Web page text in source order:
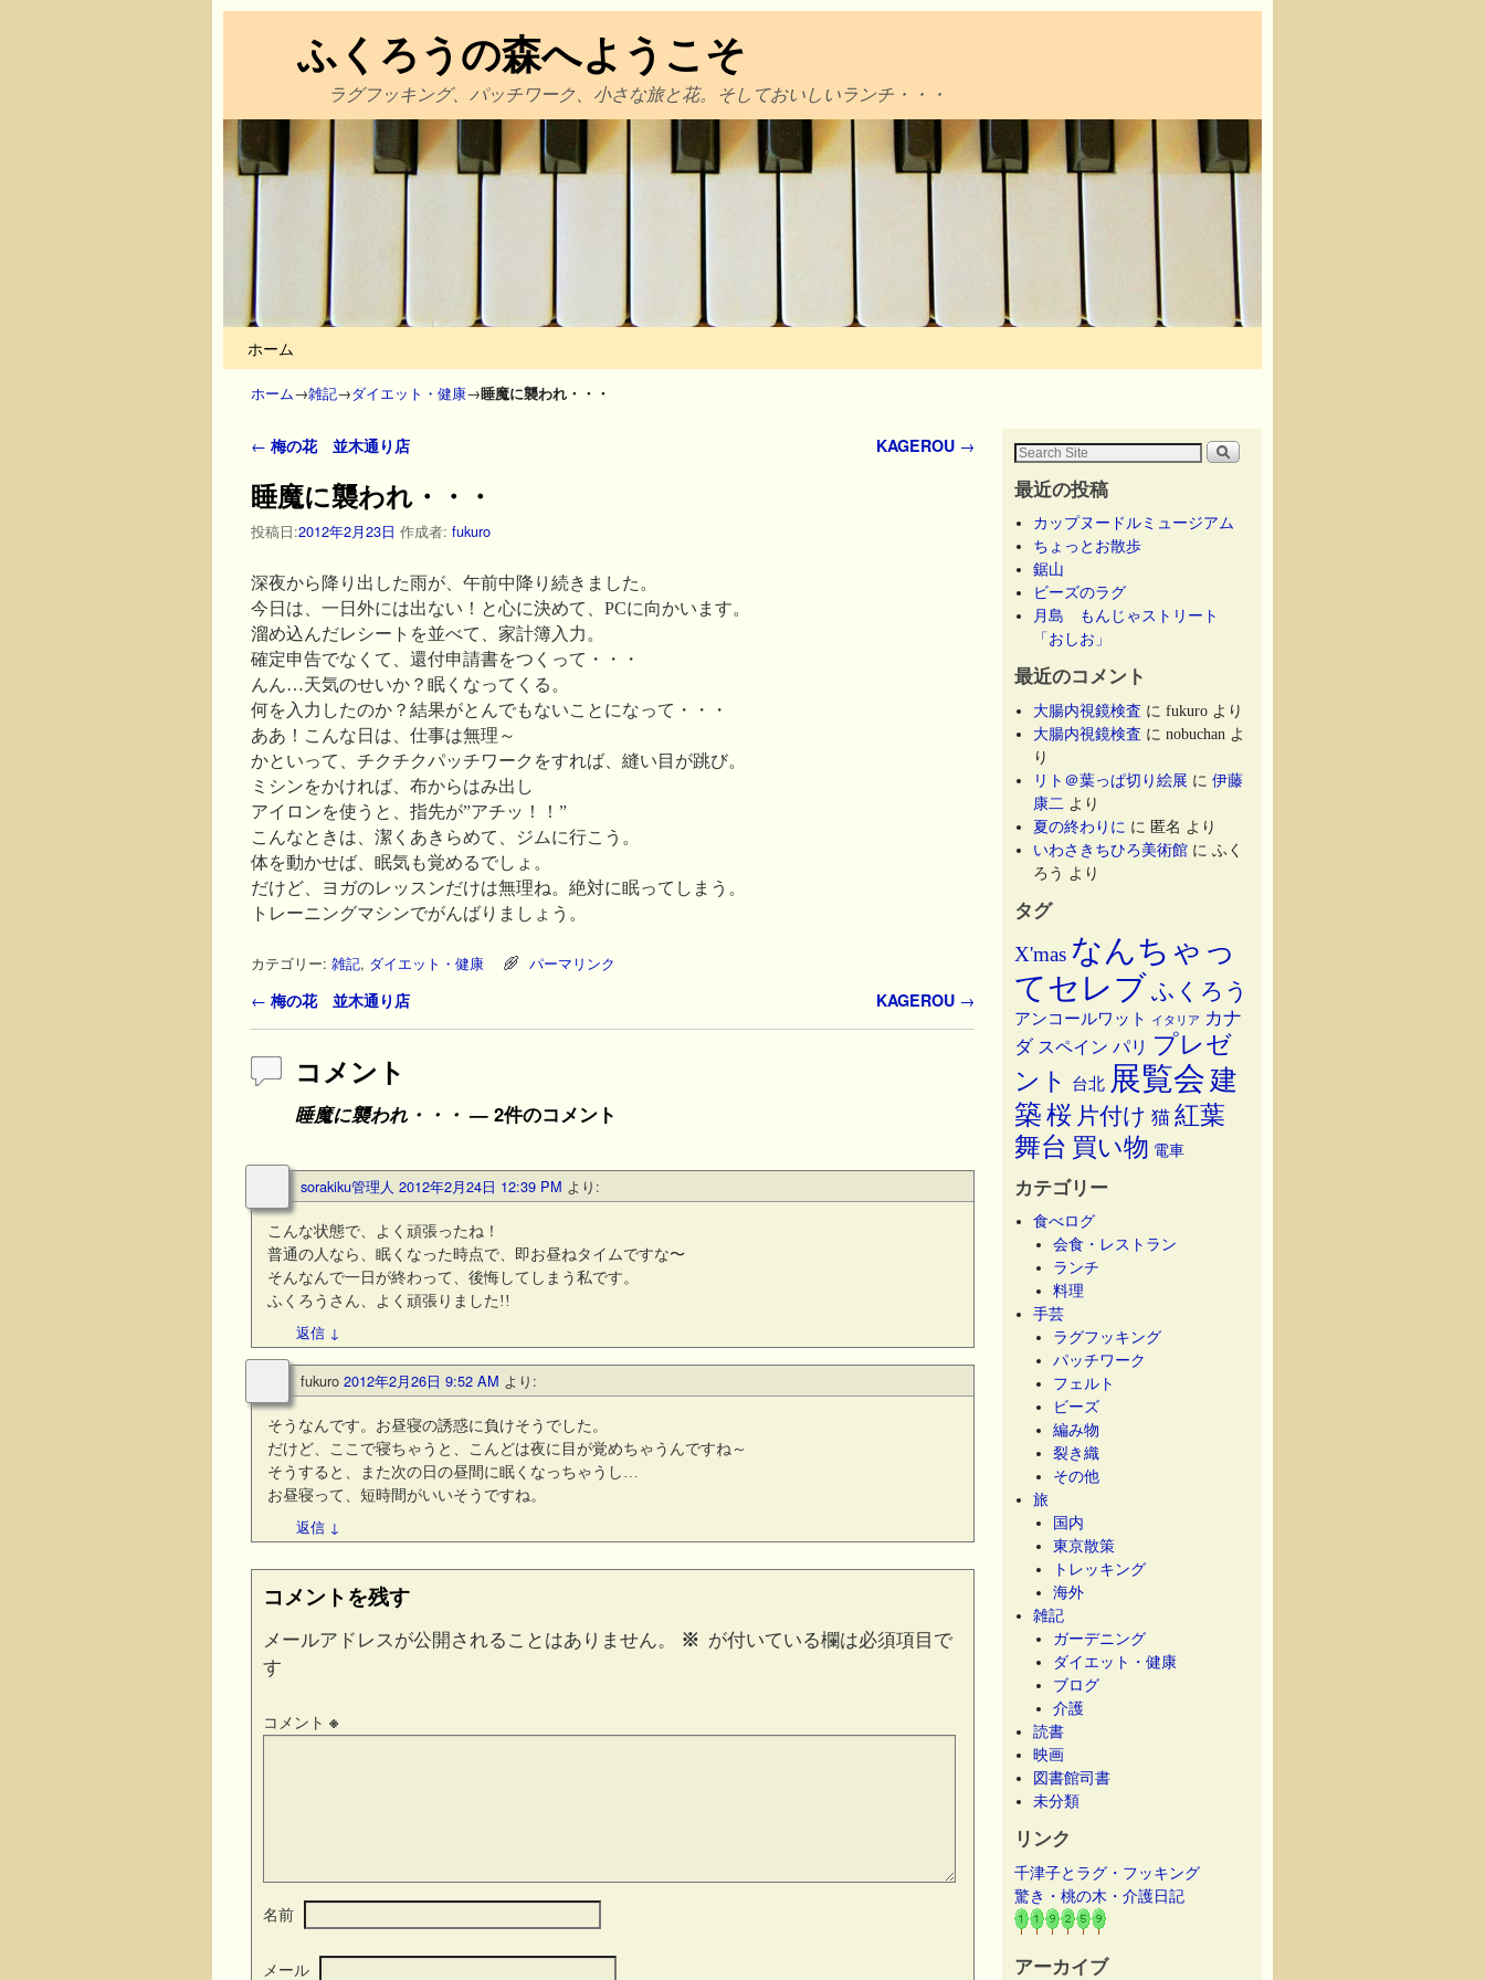
ふくろうの森へようこそ
ラグフッキング、パッチワーク、小さな旅と花。そしておいしいランチ・・・
ホーム
ホーム→雑記→ダイエット・健康→睡魔に襲われ・・・
投稿ナビゲーション
← 梅の花 並木通り店 KAGEROU →
睡魔に襲われ・・・
投稿日:2012年2月23日 作成者: fukuro
深夜から降り出した雨が、午前中降り続きました。
今日は、一日外には出ない！と心に決めて、PCに向かいます。
溜め込んだレシートを並べて、家計簿入力。
確定申告でなくて、還付申請書をつくって・・・
んん…天気のせいか？眠くなってくる。
何を入力したのか？結果がとんでもないことになって・・・
ああ！こんな日は、仕事は無理～
かといって、チクチクパッチワークをすれば、縫い目が跳び。
ミシンをかければ、布からはみ出し
アイロンを使うと、指先が”アチッ！！”
こんなときは、潔くあきらめて、ジムに行こう。
体を動かせば、眠気も覚めるでしょ。
だけど、ヨガのレッスンだけは無理ね。絶対に眠ってしまう。
トレーニングマシンでがんばりましょう。
カテゴリー: 雑記, ダイエット・健康 パーマリンク
投稿ナビゲーション
← 梅の花 並木通り店 KAGEROU →
コメント
睡魔に襲われ・・・ — 2件のコメント
sorakiku管理人 2012年2月24日 12:39 PM より:
こんな状態で、よく頑張ったね！
普通の人なら、眠くなった時点で、即お昼ねタイムですな〜
そんなんで一日が終わって、後悔してしまう私です。
ふくろうさん、よく頑張りました!!
返信 ↓
fukuro 2012年2月26日 9:52 AM より:
そうなんです。お昼寝の誘惑に負けそうでした。
だけど、ここで寝ちゃうと、こんどは夜に目が覚めちゃうんですね～
そうすると、また次の日の昼間に眠くなっちゃうし…
お昼寝って、短時間がいいそうですね。
返信 ↓
コメントを残す
メールアドレスが公開されることはありません。 ※ が付いている欄は必須項目で
す
コメント ※
名前
メール
最近の投稿
カップヌードルミュージアム
ちょっとお散歩
鋸山
ビーズのラグ
月島 もんじゃストリート
「おしお」
最近のコメント
大腸内視鏡検査 にfukuro より
大腸内視鏡検査 にnobuchan よ
り
リト＠葉っぱ切り絵展 に伊藤
康二 より
夏の終わりに に匿名 より
いわさきちひろ美術館 にふく
ろう より
タグ
X'mas なんちゃっ
てセレブ ふくろう
アンコールワット イタリア
カナ
ダ スペイン パリ プレゼ
ント
台北 展覧会 建
築桜 片付け 猫 紅葉
舞台 買い物 電車
カテゴリー
食べログ
会食・レストラン
ランチ
料理
手芸
ラグフッキング
パッチワーク
フェルト
ビーズ
編み物
裂き織
その他
旅
国内
東京散策
トレッキング
海外
雑記
ガーデニング
ダイエット・健康
ブログ
介護
読書
映画
図書館司書
未分類
リンク
千津子とラグ・フッキング
驚き・桃の木・介護日記
アーカイブ